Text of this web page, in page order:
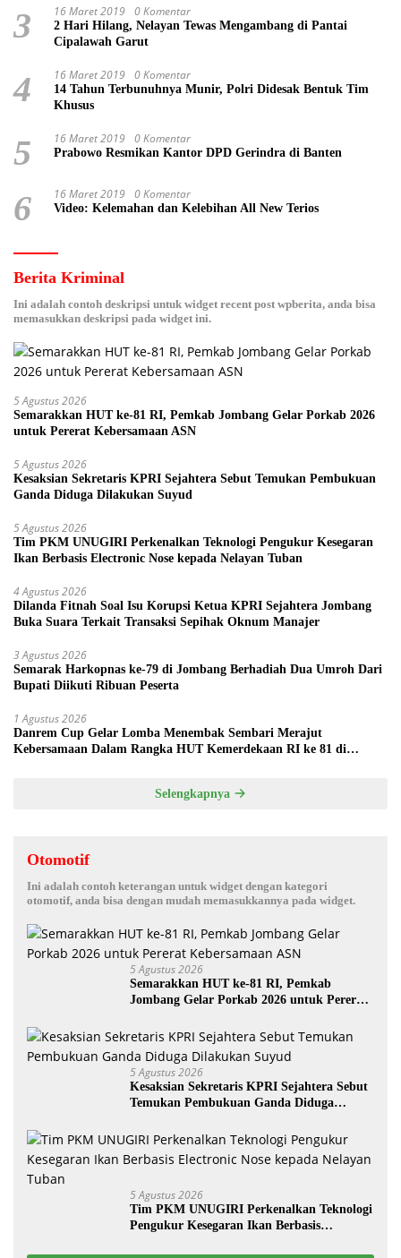
3 16 Maret 2019 0 Komentar
2 Hari Hilang, Nelayan Tewas Mengambang di Pantai
Cipalawah Garut
4 16 Maret 2019 0 Komentar
14 Tahun Terbunuhnya Munir, Polri Didesak Bentuk Tim
Khusus
5 16 Maret 2019 0 Komentar
Prabowo Resmikan Kantor DPD Gerindra di Banten
6 16 Maret 2019 0 Komentar
Video: Kelemahan dan Kelebihan All New Terios
Berita Kriminal
Ini adalah contoh deskripsi untuk widget recent post wpberita, anda bisa
memasukkan deskripsi pada widget ini.
5 Agustus 2026
Semarakkan HUT ke-81 RI, Pemkab Jombang Gelar Porkab 2026
untuk Pererat Kebersamaan ASN
5 Agustus 2026
Kesaksian Sekretaris KPRI Sejahtera Sebut Temukan Pembukuan
Ganda Diduga Dilakukan Suyud
5 Agustus 2026
Tim PKM UNUGIRI Perkenalkan Teknologi Pengukur Kesegaran
Ikan Berbasis Electronic Nose kepada Nelayan Tuban
4 Agustus 2026
Dilanda Fitnah Soal Isu Korupsi Ketua KPRI Sejahtera Jombang
Buka Suara Terkait Transaksi Sepihak Oknum Manajer
3 Agustus 2026
Semarak Harkopnas ke-79 di Jombang Berhadiah Dua Umroh Dari
Bupati Diikuti Ribuan Peserta
1 Agustus 2026
Danrem Cup Gelar Lomba Menembak Sembari Merajut
Kebersamaan Dalam Rangka HUT Kemerdekaan RI ke 81 di
Selengkapnya
Otomotif
Ini adalah contoh keterangan untuk widget dengan kategori
otomotif, anda bisa dengan mudah memasukkannya pada widget.
5 Agustus 2026
Semarakkan HUT ke-81 RI, Pemkab
Jombang Gelar Porkab 2026 untuk Pererat
5 Agustus 2026
Kesaksian Sekretaris KPRI Sejahtera Sebut
Temukan Pembukuan Ganda Diduga
5 Agustus 2026
Tim PKM UNUGIRI Perkenalkan Teknologi
Pengukur Kesegaran Ikan Berbasis